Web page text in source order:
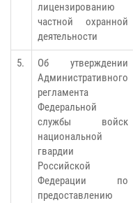
лицензированию
частной охранной
деятельности
5.
Об утверждении
Административного
регламента
Федеральной
службы войск
национальной
гвардии
Российской
Федерации по
предоставлению